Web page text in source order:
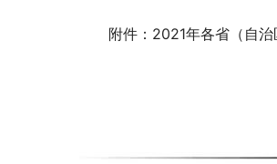
附件：2021年各省（自